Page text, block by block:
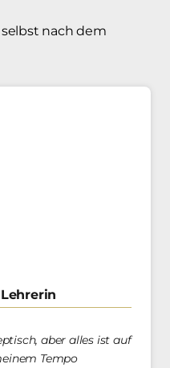
nach dem
aber alles ist auf
Tempo